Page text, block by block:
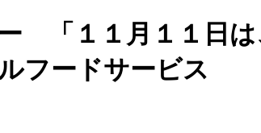
「１１月１１日は
フードサービス